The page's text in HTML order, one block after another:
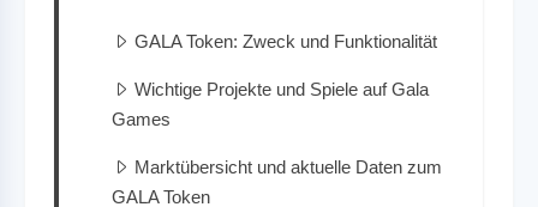
GALA Token: Zweck und Funktionalität
Wichtige Projekte und Spiele auf Gala
Games
Marktübersicht und aktuelle Daten zum
GALA Token